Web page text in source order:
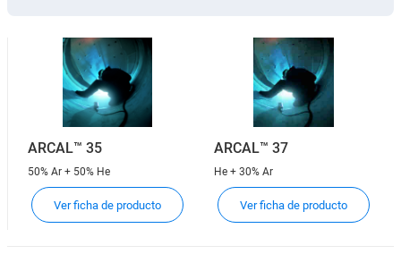
ARCAL™ 35
50% Ar + 50% He
Ver ficha de producto
ARCAL™ 37
He + 30% Ar
Ver ficha de producto